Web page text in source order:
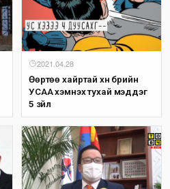
2021.04.28
Өөртөө хайртай хүн бүрийн
УСАА хэмнэх тухай мэддэг
5 зүйл